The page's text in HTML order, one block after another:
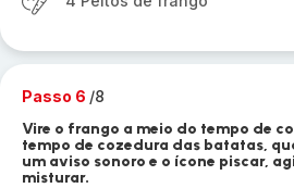
Passo 6 /8
Vire o frango a meio do tempo de
tempo de cozedura das batatas,
um aviso sonoro e o ícone piscar,
misturar.